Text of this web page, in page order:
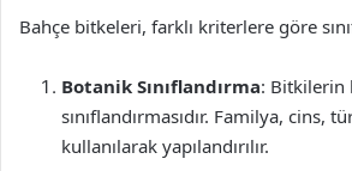
Bahçe bitkeleri, farklı kriterlere göre
Botanik Sınıflandırma: Bitkilerin
sınıflandırmasıdır. Familya, cins,
kullanılarak yapılandırılır.